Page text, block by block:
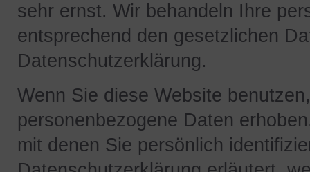
sehr ernst. Wir behandeln Ihre
entsprechend den gesetzlichen
Datenschutzerklärung.
Wenn Sie diese Website
personenbezogene Daten
mit denen Sie persönlich